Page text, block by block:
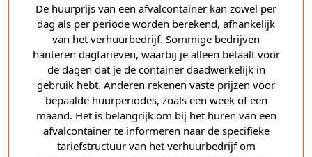
De huurprijs van een afvalcontainer kan zowel per
dag als per periode worden berekend, afhankelijk
van het verhuurbedrijf. Sommige bedrijven
hanteren dagtarieven, waarbij je alleen betaalt voor
de dagen dat je de container daadwerkelijk in
gebruik hebt. Anderen rekenen vaste prijzen voor
bepaalde huurperiodes, zoals een week of een
maand. Het is belangrijk om bij het huren van een
afvalcontainer te informeren naar de specifieke
tariefstructuur van het verhuurbedrijf om